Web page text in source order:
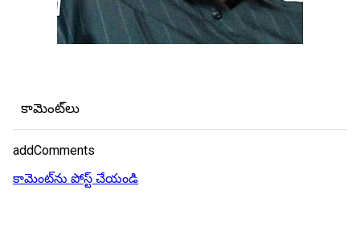
కామెంట్‌లు
addComments
కామెంట్‌ను పోస్ట్ చేయండి